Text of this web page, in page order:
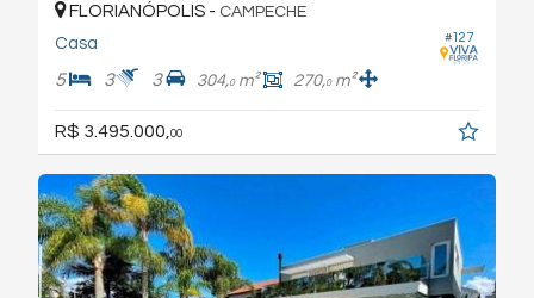
#127
FLORIANÓPOLIS - CAMPECHE
Casa
5 3 3 304,0m² 270,0m²
R$ 3.495.000, 00